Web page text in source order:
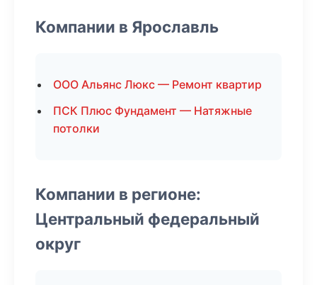
Компании в Ярославль
ООО Альянс Люкс — Ремонт квартир
ПСК Плюс Фундамент — Натяжные
потолки
Компании в регионе:
Центральный федеральный
округ